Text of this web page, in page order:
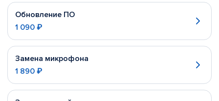
Обновление ПО
1 090 ₽
Замена микрофона
1 890 ₽